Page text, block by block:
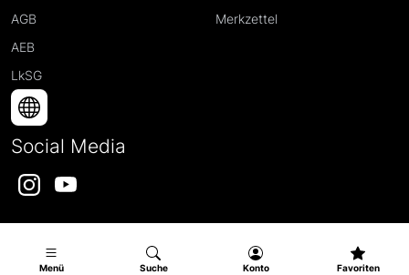
Menü Suche Konto Favoriten
AGB
AEB
LkSG
Merkzettel
Social Media
InstagramYouTube